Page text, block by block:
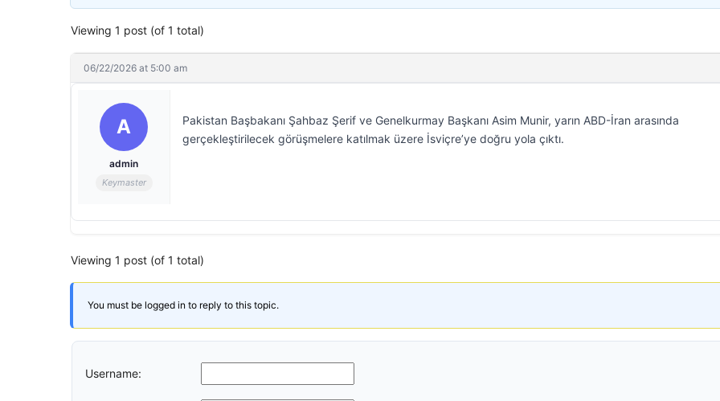
Viewing 1 post (of 1 total)
06/22/2026 at 5:00 am
A
admin
Keymaster
Pakistan Başbakanı Şahbaz Şerif ve Genelkurmay Başkanı Asim Munir, yarın ABD-İran arasında
gerçekleştirilecek görüşmelere katılmak üzere İsviçre’ye doğru yola çıktı.
Viewing 1 post (of 1 total)
You must be logged in to reply to this topic.
Username: